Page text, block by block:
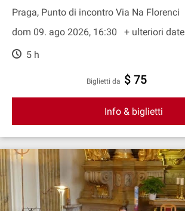
Praga, Punto di incontro Via Na Florenci
dom 09. ago 2026, 16:30
+ ulteriori date
5 h
Biglietti da $ 75
Info & biglietti